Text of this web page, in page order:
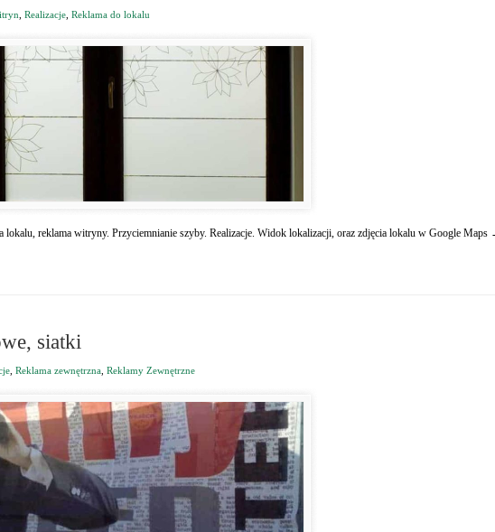
Realizacje Reklama do lokalu
lokalu, reklama witryny. Przyciemnianie szyby. Realizacje. Widok lokalizacji, oraz zdjęcia lokalu w Google
siatki
Reklama zewnętrzna Reklamy Zewnętrzne